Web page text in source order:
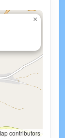
×
contributors